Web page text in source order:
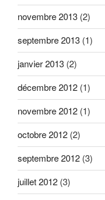
novembre 2013 (2)
septembre 2013 (1)
janvier 2013 (2)
décembre 2012 (1)
novembre 2012 (1)
octobre 2012 (2)
septembre 2012 (3)
juillet 2012 (3)